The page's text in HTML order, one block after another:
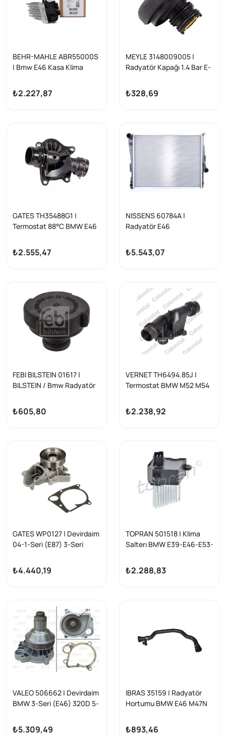
BEHR-MAHLE ABR55000S
| Bmw E46 Kasa Klima
Range Rover Vogue
₺2.227,87
MEYLE 3148009005 |
Radyatör Kapağı 1.4 Bar E-
83
₺328,69
GATES TH35488G1 |
Termostat 88°C BMW E46
E87 E90 E91 E92 E93 E70
₺2.555,47
NISSENS 60784A |
Radyatör E46
Manuel
N40/N42/N45/N46/M43/
₺5.543,07
FEBI BILSTEIN 01617 |
BILSTEIN / Bmw Radyatör
E38 E46 Range Rover III
₺605,80
VERNET TH6494.85J |
Termostat BMW M52 M54
Z3 Z4 E85
₺2.238,92
GATES WP0127 | Devirdaim
04-1-Seri (E87) 3-Seri
(E60-E61) X3 (E83) X5
(E70)
₺4.440,19
TOPRAN 501518 | Klima
Salterı BMW E39-E46-E53-
₺2.288,83
VALEO 506662 | Devirdaim
BMW 3-Seri (E46) 320D 5-
₺5.309,49
IBRAS 35159 | Radyatör
Hortumu BMW E46 M47N
₺893,46